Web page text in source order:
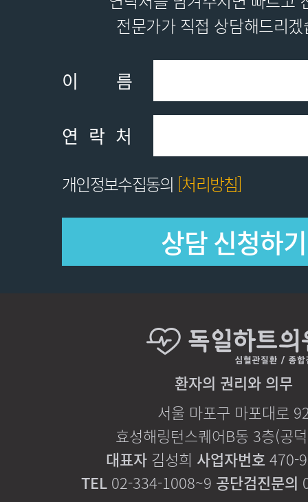
전문가가 직접 상담해드리
이름
연락처
개인정보수집동의 [처리방침]
환자의 권리와 의무
서울 마포구 마포대로
효성해링턴스퀘어B동 3층(공
대표자 김성희 사업자번호 470-
TEL 02-334-1008~9 공단검진문의